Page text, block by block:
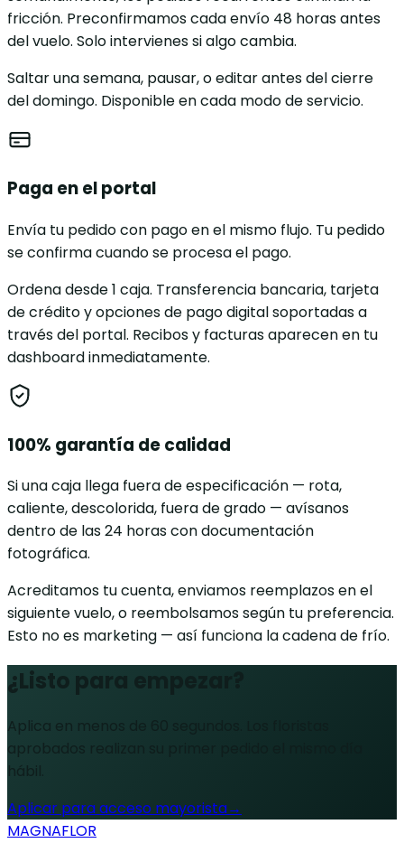
fricción. Preconfirmamos cada envío 48 horas antes
del vuelo. Solo intervienes si algo cambia.
Saltar una semana, pausar, o editar antes del cierre
del domingo. Disponible en cada modo de servicio.
Paga en el portal
Envía tu pedido con pago en el mismo flujo. Tu pedido
se confirma cuando se procesa el pago.
Ordena desde 1 caja. Transferencia bancaria, tarjeta
de crédito y opciones de pago digital soportadas a
través del portal. Recibos y facturas aparecen en tu
dashboard inmediatamente.
100% garantía de calidad
Si una caja llega fuera de especificación — rota,
caliente, descolorida, fuera de grado — avísanos
dentro de las 24 horas con documentación
fotográfica.
Acreditamos tu cuenta, enviamos reemplazos en el
siguiente vuelo, o reembolsamos según tu preferencia.
Esto no es marketing — así funciona la cadena de frío.
¿Listo para
Aplica en menos de 60 segundos. Los floristas
aprobados realizan su primer pedido el mismo día
hábil.
Aplicar para acceso mayorista→
MAGNAFLOR